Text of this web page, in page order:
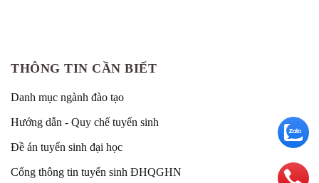
THÔNG TIN CẦN BIẾT
Danh mục ngành đào tạo
Hướng dẫn - Quy chế tuyển sinh
Đề án tuyển sinh đại học
Cổng thông tin tuyển sinh ĐHQGHN